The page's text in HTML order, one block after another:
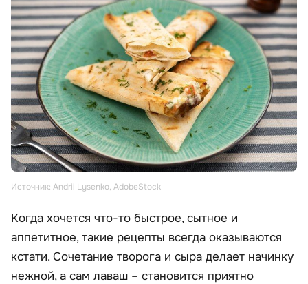
Источник: Andrii Lysenko, AdobeStock
Когда хочется что-то быстрое, сытное и
аппетитное, такие рецепты всегда оказываются
кстати. Сочетание творога и сыра делает начинку
нежной, а сам лаваш – становится приятно